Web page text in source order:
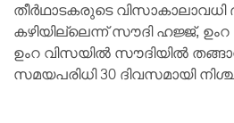
തീർഥാടകരുടെ വിസാകാലാവധി
കഴിയില്ലെന്ന് സൗദി ഹജ്ജ്, ഉംറ
ഉംറ വിസയിൽ സൗദിയിൽ
സമയപരിധി 30 ദിവസമായി